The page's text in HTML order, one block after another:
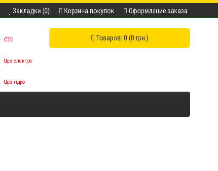
Закладки (0) Корзина покупок Оформление заказа
СТО
Цех електро
Цех гідро
Товаров: 0 (0 грн.)